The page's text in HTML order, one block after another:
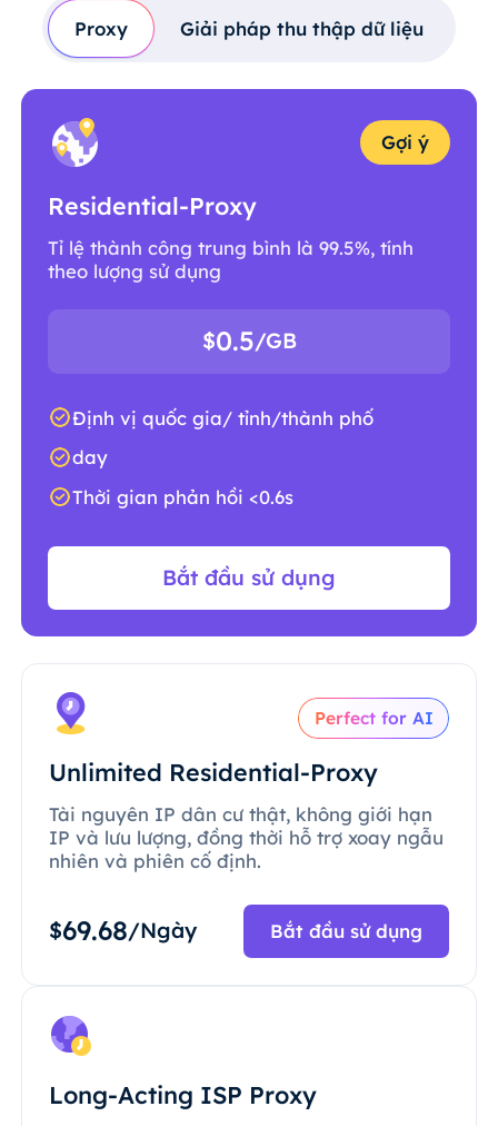
Proxy Giải pháp thu thập dữ liệu
Gợi ý
Residential-Proxy
Tỉ lệ thành công trung bình là 99.5%, tính
theo lượng sử dụng
$0.5/GB
Định vị quốc gia/ tỉnh/thành phố
day
Thời gian phản hồi <0.6s
Bắt đầu sử dụng
Perfect for AI
Unlimited Residential-Proxy
Tài nguyên IP dân cư thật, không giới hạn
IP và lưu lượng, đồng thời hỗ trợ xoay ngẫu
nhiên và phiên cố định.
$69.68/Ngày Bắt đầu sử dụng
Long-Acting ISP Proxy